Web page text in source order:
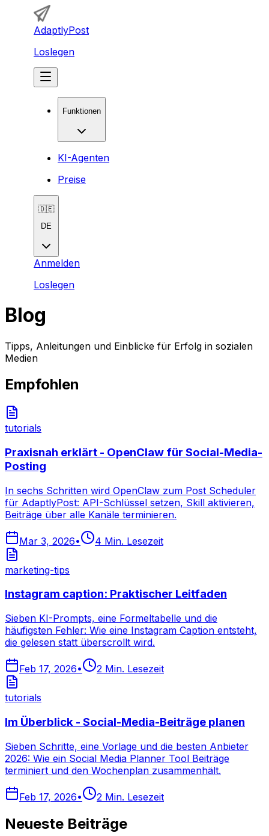
AdaptlyPost
Loslegen
Funktionen
KI-Agenten
Preise
🇩🇪
DE
Anmelden
Loslegen
Blog
Tipps, Anleitungen und Einblicke für Erfolg in sozialen
Medien
Empfohlen
tutorials
Praxisnah erklärt - OpenClaw für Social-Media-
Posting
In sechs Schritten wird OpenClaw zum Post Scheduler
für AdaptlyPost: API-Schlüssel setzen, Skill aktivieren,
Beiträge über alle Kanäle terminieren.
Mar 3, 2026• 4 Min. Lesezeit
marketing-tips
Instagram caption: Praktischer Leitfaden
Sieben KI-Prompts, eine Formeltabelle und die
häufigsten Fehler: Wie eine Instagram Caption entsteht,
die gelesen statt überscrollt wird.
Feb 17, 2026• 2 Min. Lesezeit
tutorials
Im Überblick - Social-Media-Beiträge planen
Sieben Schritte, eine Vorlage und die besten Anbieter
2026: Wie ein Social Media Planner Tool Beiträge
terminiert und den Wochenplan zusammenhält.
Feb 17, 2026• 2 Min. Lesezeit
Neueste Beiträge